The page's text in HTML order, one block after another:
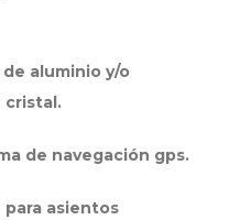
aluminio y/o
cristal.
de navegación gps.
para asientos